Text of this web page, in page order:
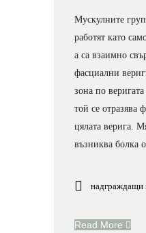
Мускулните
работят като
а са взаимно
фасциални
зона по
той се отразява
цялата верига.
възниква болка
надграждащи
Read More